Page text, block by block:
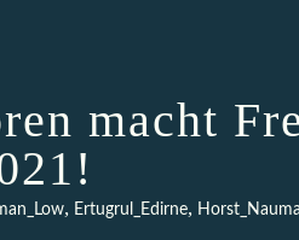
macht
, Ertugrul_Edirne,